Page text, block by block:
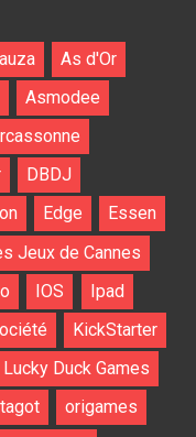
As d'Or
Asmodee
DBDJ
Edge
Essen
Jeux de Cannes
IOS
Ipad
KickStarter
Lucky Duck Games
origames